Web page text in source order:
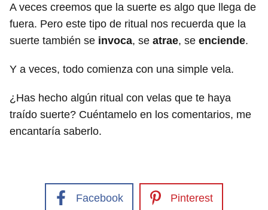
A veces creemos que la suerte es algo que llega de
fuera. Pero este tipo de ritual nos recuerda que la
suerte también se invoca, se atrae, se enciende.
Y a veces, todo comienza con una simple vela.
¿Has hecho algún ritual con velas que te haya
traído suerte? Cuéntamelo en los comentarios, me
encantaría saberlo.
Facebook Pinterest